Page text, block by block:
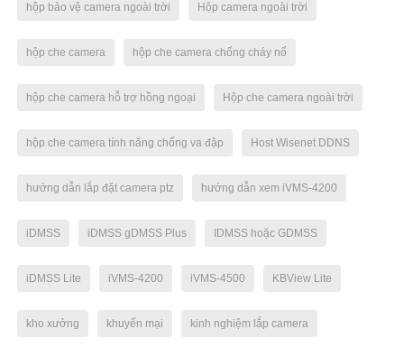
hộp bảo vệ camera ngoài trời Hộp camera ngoài trời
hộp che camera hộp che camera chống cháy nổ
hộp che camera hỗ trợ hồng ngoại Hộp che camera ngoài trời
hộp che camera tính năng chống va đập Host Wisenet DDNS
hướng dẫn lắp đặt camera ptz hướng dẫn xem iVMS-4200
iDMSS iDMSS gDMSS Plus IDMSS hoặc GDMSS
iDMSS Lite iVMS-4200 iVMS-4500 KBView Lite
kho xưởng khuyến mại kinh nghiệm lắp camera